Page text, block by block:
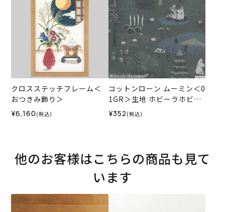
クロスステッチフレーム＜
おつきみ飾り＞
¥6,160 (税込)
コットンローン ムーミン＜0
1GR＞生地 ホビーラホビー
レデザインコレクション
¥352 (税込)
他のお客様はこちらの商品も見て
います